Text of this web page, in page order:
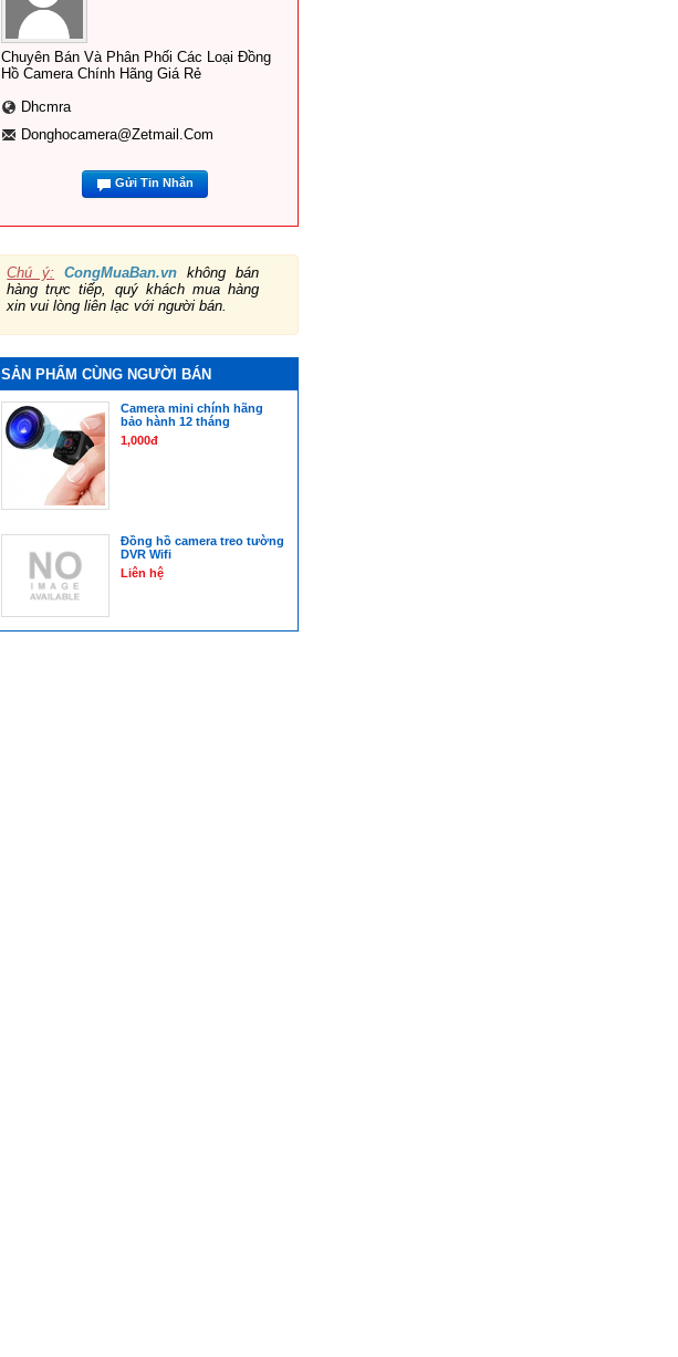
Chuyên Bán Và Phân Phối Các Loại Đồng
Hồ Camera Chính Hãng Giá Rẻ
Dhcmra
Donghocamera@zetmail.com
Gửi Tin Nhắn
Chú ý: CongMuaBan.vn không bán
hàng trực tiếp, quý khách mua hàng
xin vui lòng liên lạc với người bán.
SẢN PHẨM CÙNG NGƯỜI BÁN
Camera mini chính hãng
bảo hành 12 tháng
1,000đ
Đồng hồ camera treo tường
DVR Wifi
Liên hệ